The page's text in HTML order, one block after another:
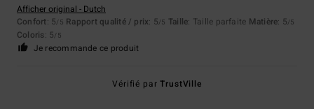
Afficher original - Dutch
Confort: 5/5 Rapport qualité / prix: 5/5 Taille: Taille parfaite Matière: 5/5
Coloris: 5/5
Je recommande ce produit
Vérifié parTrustVille